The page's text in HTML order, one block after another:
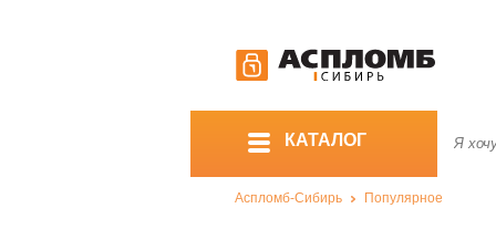
КАТАЛОГ
Аспломб-Сибирь Популярное